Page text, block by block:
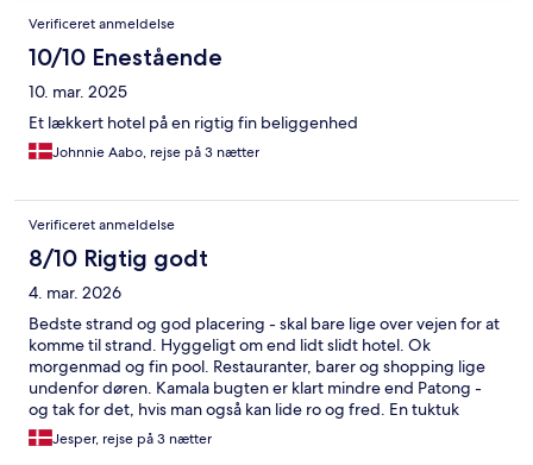
Verificeret anmeldelse
10/10 Enestående
10. mar. 2025
Et lækkert hotel på en rigtig fin beliggenhed
Johnnie Aabo, rejse på 3 nætter
Verificeret anmeldelse
8/10 Rigtig godt
4. mar. 2026
Bedste strand og god placering - skal bare lige over vejen for at
komme til strand. Hyggeligt om end lidt slidt hotel. Ok
morgenmad og fin pool. Restauranter, barer og shopping lige
undenfor døren. Kamala bugten er klart mindre end Patong -
og tak for det, hvis man også kan lide ro og fred. En tuktuk
derind koster 5-600 bath - og er en ordentlig en på opleveren
😀
Jesper, rejse på 3 nætter